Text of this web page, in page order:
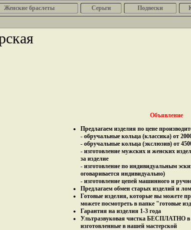
Женские браслеты Серьги Подвески
Объявление
Предлагаем изделия по цене
- обручальные кольца (классика) от
- обручальные кольца (экслюзив) от
- изготовление мужских и женских
за изделие
- изготовление по индивидуальным
оговаривается индивидуально)
- изготовление цепей машинного и
Предлагаем обмен старых изделий и
Готовые изделия, которые вы можете
можете посмотреть в папке "готовые
Гарантия на изделия 1-3 года
Ультразвуковая чистка БЕСПЛАТНО в
изготовленные в нашей мастерской